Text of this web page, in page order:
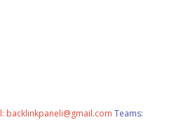
backlinkpaneli@gmail.com Teams: